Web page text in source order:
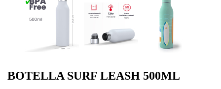
BOTELLA SURF LEASH 500ML